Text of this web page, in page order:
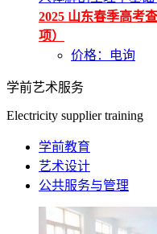
2025 山东春季高考
项）
价格：电询
学前艺术服务
Electricity supplier training
学前教育
艺术设计
公共服务与管理